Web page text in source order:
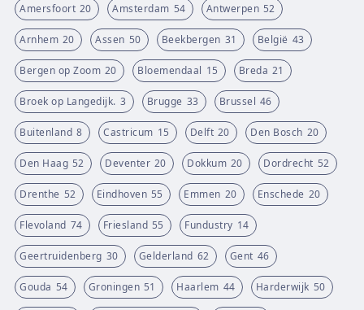
Amersfoort 20 Amsterdam 54 Antwerpen 52
Arnhem 20 Assen 50 Beekbergen 31 België 43
Bergen op Zoom 20 Bloemendaal 15 Breda 21
Broek op Langedijk. 3 Brugge 33 Brussel 46
Buitenland 8 Castricum 15 Delft 20 Den Bosch 20
Den Haag 52 Deventer 20 Dokkum 20 Dordrecht 52
Drenthe 52 Eindhoven 55 Emmen 20 Enschede 20
Flevoland 74 Friesland 55 Fundustry 14
Geertruidenberg 30 Gelderland 62 Gent 46
Gouda 54 Groningen 51 Haarlem 44 Harderwijk 50